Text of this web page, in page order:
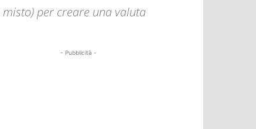
per creare una valuta
- Pubblicità -